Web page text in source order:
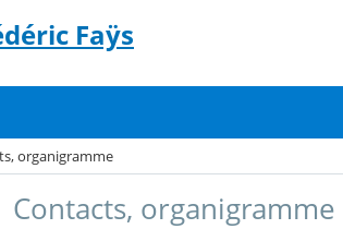
Faÿs
organigramme
Contacts, organigramme